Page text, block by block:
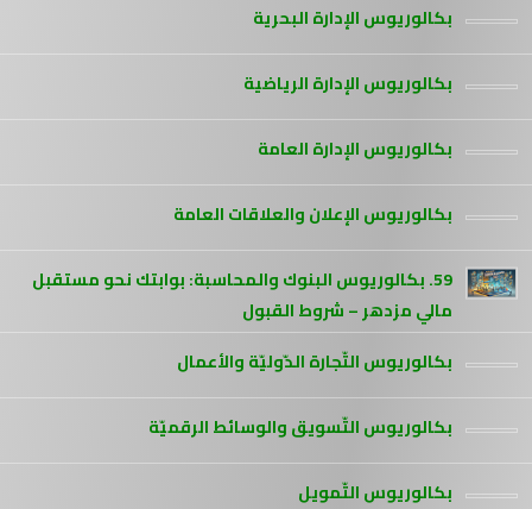
بكالوريوس الإدارة البحرية
بكالوريوس الإدارة الرياضية
بكالوريوس الإدارة العامة
بكالوريوس الإعلان والعلاقات العامة
59. بكالوريوس البنوك والمحاسبة: بوابتك نحو مستقبل
مالي مزدهر – شروط القبول
بكالوريوس التّجارة الدّوليّة والأعمال
بكالوريوس التّسويق والوسائط الرقميّة
بكالوريوس التّمويل